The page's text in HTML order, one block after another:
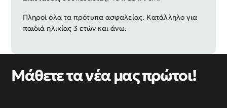
Πληροί όλα τα πρότυπα ασφαλείας. Κατάλληλο για
παιδιά ηλικίας 3 ετών και άνω.
Μάθετε τα νέα μας πρώτοι!